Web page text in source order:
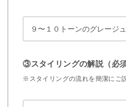
９〜１０トーンのグレージュ
③スタイリングの解説（必須
※スタイリングの流れを簡潔にご